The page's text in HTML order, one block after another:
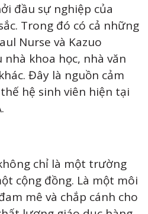
đầu sự nghiệp của
Trong đó có cả những
Nurse và Kazuo
nhà khoa học, nhà văn
Đây là nguồn cảm
hệ sinh viên hiện tại
chỉ là một trường
cộng đồng. Là một môi
mê và chắp cánh cho